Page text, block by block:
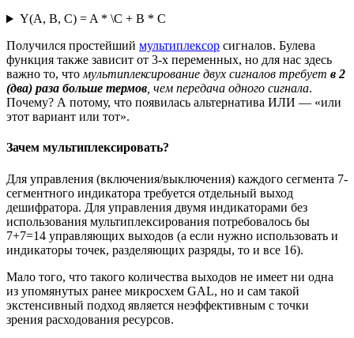
Y(A, B, C) = A * \C + B * C
Получился простейший мультиплексор сигналов. Булева
функция также зависит от 3-х переменных, но для нас здесь
важно то, что мультиплексирование двух сигналов требует в 2
(два) раза больше термов , чем передача одного сигнала.
Почему? А потому, что появилась альтернатива ИЛИ — «или
этот вариант или тот».
Зачем мультиплексировать?
Для управления (включения/выключения) каждого сегмента 7-
сегментного индикатора требуется отдельный выход
дешифратора. Для управления двумя индикаторами без
использования мультиплексирования потребовалось бы
7+7=14 управляющих выходов (а если нужно использовать и
индикаторы точек, разделяющих разряды, то и все 16).
Мало того, что такого количества выходов не имеет ни одна
из упомянутых ранее микросхем GAL, но и сам такой
экстенсивный подход является неэффективным с точки
зрения расходования ресурсов.